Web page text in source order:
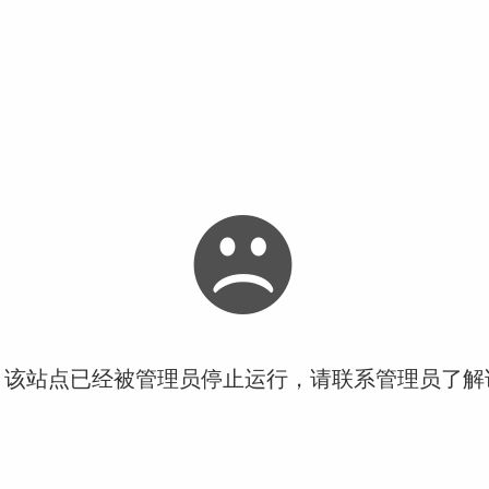
站点已经被管理员停止运行，请联系管理员了